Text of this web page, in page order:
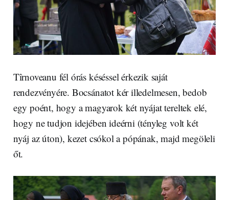
Tîrnoveanu fél órás késéssel érkezik saját
rendezvényére. Bocsánatot kér illedelmesen, bedob
egy poént, hogy a magyarok két nyájat tereltek elé,
hogy ne tudjon idejében ideérni (tényleg volt két
nyáj az úton), kezet csókol a pópának, majd megöleli
őt.